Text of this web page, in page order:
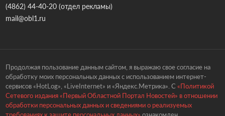
(4862) 44-40-20(отдел рекламы)
mail@obl1.ru
Продолжая пользование данным сайтом, я выражаю свое согласие на
обработку моих персональных данных с использованием интернет-
сервисов «HotLog», «LiveInternet» и «Яндекс.Метрика». С «Политикой
Сетевого издания «Первый Областной Портал Новостей» в отношении
обработки персональных данных и сведениями о реализуемых
требованиях к защите персональных данных» ознакомлен.